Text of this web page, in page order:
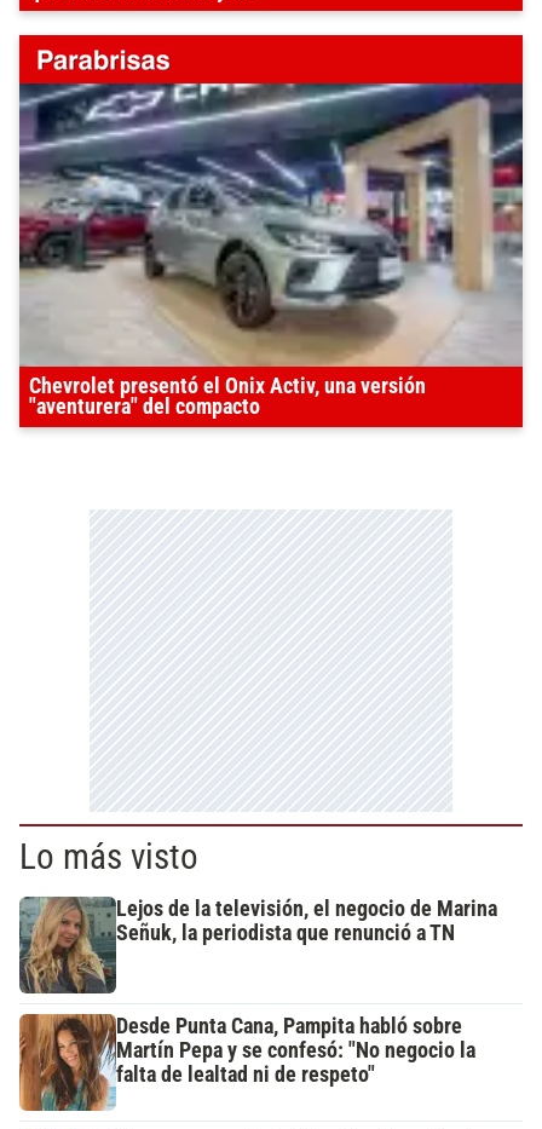
Chevrolet presentó el Onix Activ, una versión
"aventurera" del compacto
Lo más visto
Lejos de la televisión, el negocio de Marina
Señuk, la periodista que renunció a TN
Desde Punta Cana, Pampita habló sobre
Martín Pepa y se confesó: "No negocio la
falta de lealtad ni de respeto"